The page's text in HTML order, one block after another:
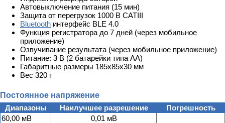
Автовыключение питания (15 мин)
Защита от перегрузок 1000 В CATIII
Bluetooth интерфейс BLE 4.0
Функция регистратора до 7 дней (через мобильное
приложение)
Озвучивание результата (через мобильное приложение)
Питание: 3 В (2 батарейки типа АА)
Габаритные размеры 185х85х30 мм
Вес 320 г
Постоянное напряжение
Диапазоны
Наилучшее разрешение
Погрешность
60,00 мВ
0,01 мВ